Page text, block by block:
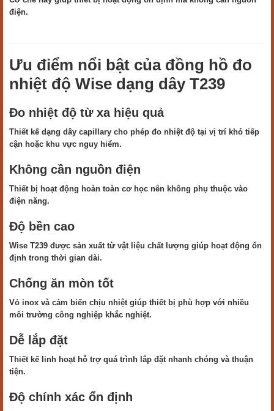
điện.
Ưu điểm nổi bật của đồng hồ đo
nhiệt độ Wise dạng dây T239
Đo nhiệt độ từ xa hiệu quả
Thiết kế dạng dây capillary cho phép đo nhiệt độ tại vị trí khó tiếp
cận hoặc khu vực nguy hiểm.
Không cần nguồn điện
Thiết bị hoạt động hoàn toàn cơ học nên không phụ thuộc vào
điện năng.
Độ bền cao
Wise T239 được sản xuất từ vật liệu chất lượng giúp hoạt động ổn
định trong thời gian dài.
Chống ăn mòn tốt
Vỏ inox và cảm biến chịu nhiệt giúp thiết bị phù hợp với nhiều
môi trường công nghiệp khắc nghiệt.
Dễ lắp đặt
Thiết kế linh hoạt hỗ trợ quá trình lắp đặt nhanh chóng và thuận
tiện.
Độ chính xác ổn định